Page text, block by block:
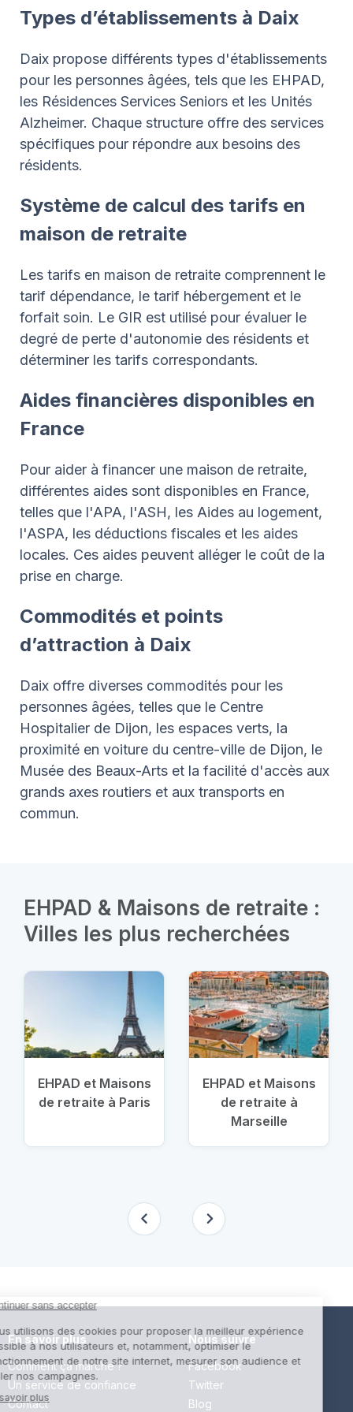
Types d’établissements à Daix
Daix propose différents types d'établissements
pour les personnes âgées, tels que les EHPAD,
les Résidences Services Seniors et les Unités
Alzheimer. Chaque structure offre des services
spécifiques pour répondre aux besoins des
résidents.
Système de calcul des tarifs en
maison de retraite
Les tarifs en maison de retraite comprennent le
tarif dépendance, le tarif hébergement et le
forfait soin. Le GIR est utilisé pour évaluer le
degré de perte d'autonomie des résidents et
déterminer les tarifs correspondants.
Aides financières disponibles en
France
Pour aider à financer une maison de retraite,
différentes aides sont disponibles en France,
telles que l'APA, l'ASH, les Aides au logement,
l'ASPA, les déductions fiscales et les aides
locales. Ces aides peuvent alléger le coût de la
prise en charge.
Commodités et points
d’attraction à Daix
Daix offre diverses commodités pour les
personnes âgées, telles que le Centre
Hospitalier de Dijon, les espaces verts, la
proximité en voiture du centre-ville de Dijon, le
Musée des Beaux-Arts et la facilité d'accès aux
grands axes routiers et aux transports en
commun.
EHPAD & Maisons de retraite :
Villes les plus recherchées
EHPAD et Maisons
de retraite à Paris
EHPAD et Maisons
de retraite à
Marseille
En savoir plus
Comment ça marche ?
Un service de confiance
Contact
Nous suivre
Facebook
Twitter
Blog